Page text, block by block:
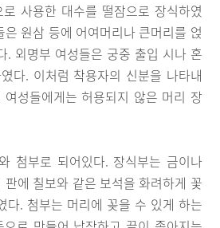
사용한 대수를 떨잠으로 장식하였
원삼 등에 어여머리나 큰머리를 얹
. 외명부 여성들은 궁중 출입 시나 혼
다. 이처럼 착용자의 신분을 나타내
성들에게는 허용되지 않은 머리 장
첨부로 되어있다. 장식부는 금이나
에 칠보와 같은 보석을 화려하게 꽃
다. 첨부는 머리에 꽂을 수 있게 하는